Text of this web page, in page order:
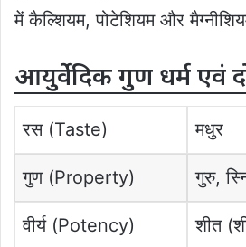
में कैल्शियम, पोटेशियम और
आयुर्वेदिक गुण धर्म एवं
रस (Taste) मधुर
गुण (Property) गुरु,
वीर्य (Potency) शीत